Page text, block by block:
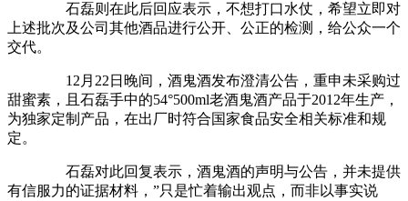
石磊则在此后回应表示，不想打口水仗，希望立即对
上述批次及公司其他酒品进行公开、公正的检测，给公众一个
交代。
12月22日晚间，酒鬼酒发布澄清公告，重申未采购过
甜蜜素，且石磊手中的54°500ml老酒鬼酒产品于2012年生产，
为独家定制产品，在出厂时符合国家食品安全相关标准和规
定。
石磊对此回复表示，酒鬼酒的声明与公告，并未提供
有信服力的证据材料，”只是忙着输出观点，而非以事实说